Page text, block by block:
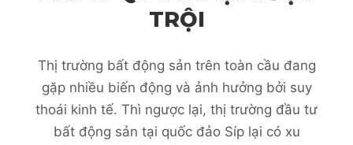
TRỘI
Thị trường bất động sản trên toàn cầu đang
gặp nhiều biến động và ảnh hưởng bởi suy
thoái kinh tế. Thì ngược lại, thị trường đầu tư
bất động sản tại quốc đảo Síp lại có xu